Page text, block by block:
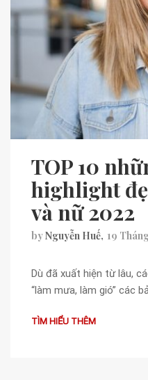
TOP 10
highlight
và nữ 2022
byNguyễn Huế 19
Dù đã xuất hiện từ lâu,
“làm mưa, làm gió” các
TÌM HIỂU THÊM